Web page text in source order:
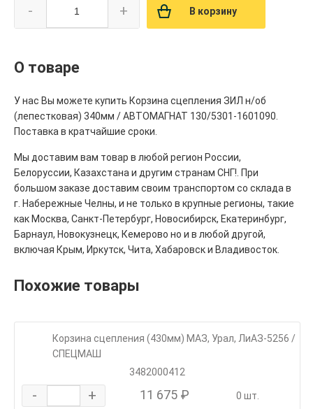
- + В корзину
О товаре
У нас Вы можете купить Корзина сцепления ЗИЛ н/об
(лепестковая) 340мм / АВТОМАГНАТ 130/5301-1601090.
Поставка в кратчайшие сроки.
Мы доставим вам товар в любой регион России,
Белоруссии, Казахстана и другим странам СНГ!. При
большом заказе доставим своим транспортом со склада в
г. Набережные Челны, и не только в крупные регионы, такие
как Москва, Санкт-Петербург, Новосибирск, Екатеринбург,
Барнаул, Новокузнецк, Кемерово но и в любой другой,
включая Крым, Иркутск, Чита, Хабаровск и Владивосток.
Похожие товары
Корзина сцепления (430мм) МАЗ, Урал, ЛиАЗ-5256 /
СПЕЦМАШ
3482000412
- + 11 675 ₽ 0 шт.